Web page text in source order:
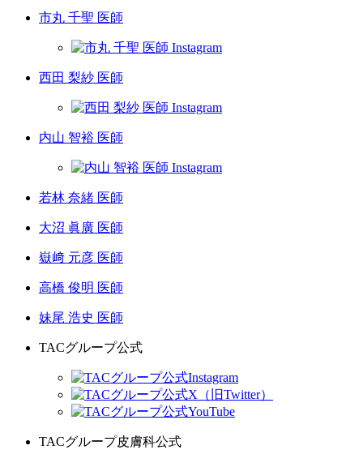
市丸 千聖 医師
西田 梨紗 医師
内山 智裕 医師
若林 奈緒 医師
大沼 眞廣 医師
嶽﨑 元彦 医師
高橋 俊明 医師
妹尾 浩史 医師
TACグループ公式
TACグループ皮膚科公式